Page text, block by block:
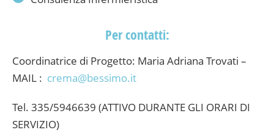
Per contatti:
Coordinatrice di Progetto: Maria Adriana Trovati –
MAIL : crema@bessimo.it
Tel. 335/5946639 (ATTIVO DURANTE GLI ORARI DI
SERVIZIO)